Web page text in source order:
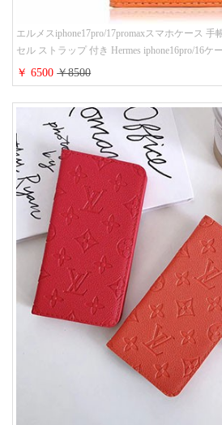
エルメスiphone17pro/17promaxスマホケース
セル ストラップ 付き Hermes iphone16pro/16
帯カバー ハイ ブランド アイフォーン15/14/13
￥ 6500￥8500